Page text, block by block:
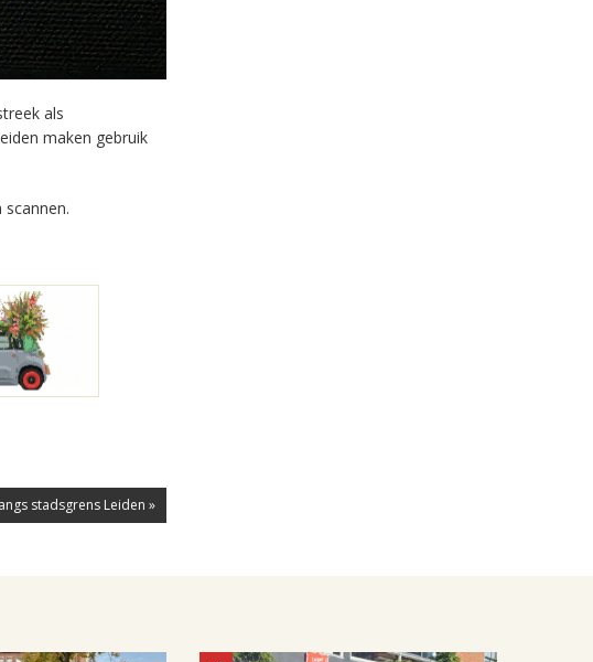
als
maken gebruik
stadsgrens Leiden »